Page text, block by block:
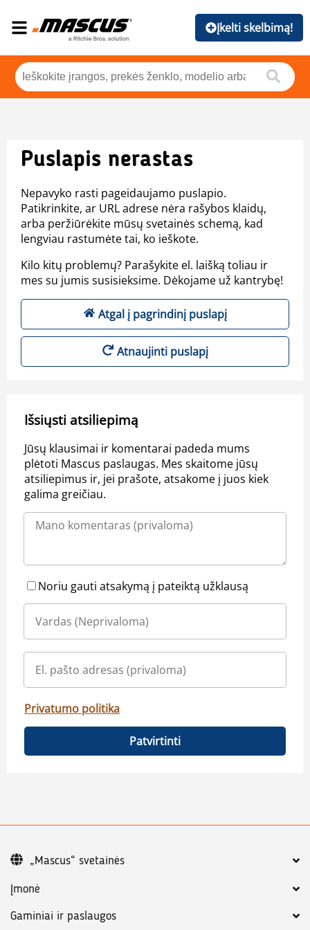
Įkelti skelbimą!
Puslapis nerastas
Nepavyko rasti pageidaujamo puslapio.
Patikrinkite, ar URL adrese nėra rašybos klaidų,
arba peržiūrėkite mūsų svetainės schemą, kad
lengviau rastumėte tai, ko ieškote.
Kilo kitų problemų? Parašykite el. laišką toliau ir
mes su jumis susisieksime. Dėkojame už kantrybę!
Atgal į pagrindinį puslapį
Atnaujinti puslapį
Išsiųsti atsiliepimą
Jūsų klausimai ir komentarai padeda mums
plėtoti Mascus paslaugas. Mes skaitome jūsų
atsiliepimus ir, jei prašote, atsakome į juos kiek
galima greičiau.
Noriu gauti atsakymą į pateiktą užklausą
Privatumo politika
Patvirtinti
Įmonė
Gaminiai ir paslaugos
„Mascus“ svetainės